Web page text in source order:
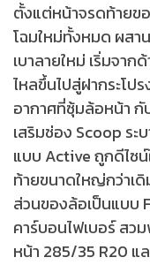
ตั้งแต่หน้าจรดท้ายข
โฉมใหม่ทั้งหมด ผสา
เบาลายใหม่ เริ่มจา
ไหลขึ้นไปสู่ฝากระโป
อากาศที่ซุ้มล้อหน้า กั
เสริมช่อง Scoop ร
แบบ Active ถูกดีไซ
ท้ายขนาดใหญ่กว่าเ
ส่วนของล้อเป็นแบบ
คาร์บอนไฟเบอร์ สว
หน้า 285/35 R20 แ